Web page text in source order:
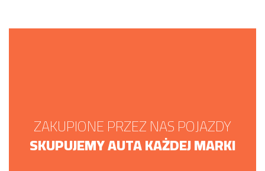
ZAKUPIONE PRZEZ NAS POJAZDY
SKUPUJEMY AUTA KAŻDEJ MARKI